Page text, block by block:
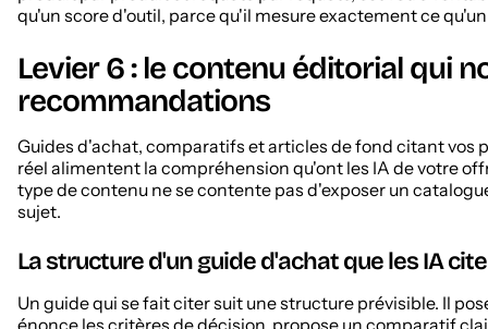
qu'un score d'outil, parce qu'il mesure exactement ce
Levier 6 : le contenu éditorial qui
recommandations
Guides d'achat, comparatifs et articles de fond citant vos
réel alimentent la compréhension qu'ont les IA de votre
type de contenu ne se contente pas d'exposer un
sujet.
La structure d'un guide d'achat que les IA
Un guide qui se fait citer suit une structure prévisible. Il
énonce les critères de décision, propose un comparatif